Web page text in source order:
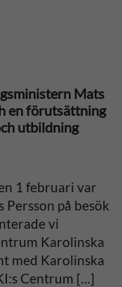
Mats
en förutsättning
utbildning
1 februari var
på besök
vi
Karolinska
med Karolinska
Centrum […]